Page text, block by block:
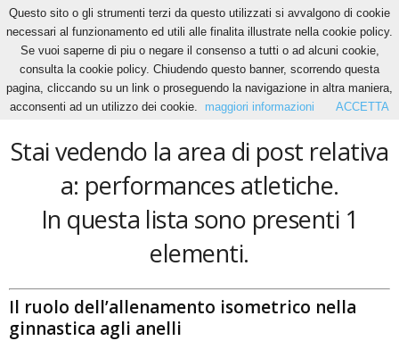
Home Tags Performances atletiche
performances atletiche
Stai vedendo la area di post relativa
a: performances atletiche.
In questa lista sono presenti 1
elementi.
Il ruolo dell’allenamento isometrico nella
ginnastica agli anelli
Questo sito o gli strumenti terzi da questo utilizzati si avvalgono di cookie
necessari al funzionamento ed utili alle finalita illustrate nella cookie policy.
Se vuoi saperne di piu o negare il consenso a tutti o ad alcuni cookie,
consulta la cookie policy. Chiudendo questo banner, scorrendo questa
pagina, cliccando su un link o proseguendo la navigazione in altra maniera,
acconsenti ad un utilizzo dei cookie.
maggiori informazioni ACCETTA